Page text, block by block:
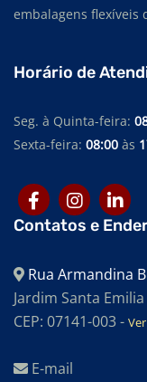
embalagens flexíveis
Horário de
Seg. à Quinta-feira:
Sexta-feira: 08:00 às
Contatos e
Rua Armandina
Jardim Santa
CEP: 07141-003 -
E-mail